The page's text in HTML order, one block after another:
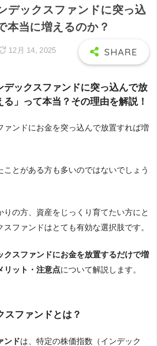
デックスファンドに突っ込
本当に増えるのか？
12月 14, 2025
デックスファンドに突っ込んで放
る」って本当？その理由を解説！
ァンドにお金を突っ込んで放置すれば増
ことがある方も多いのではないでしょう
りの方、資産をじっくり育てたい方にと
スファンドはとても有効な選択肢です。
クスファンドにお金を放置するだけで増
リット・注意点について解説します。
スファンドとは？
ンドは、特定の株価指数（インデック